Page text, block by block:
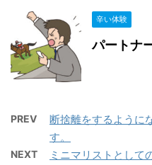
辛い体験
パートナ
PREV
断捨離をするように
す。
NEXT
ミニマリストとして